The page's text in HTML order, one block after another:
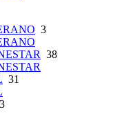
3
38
31